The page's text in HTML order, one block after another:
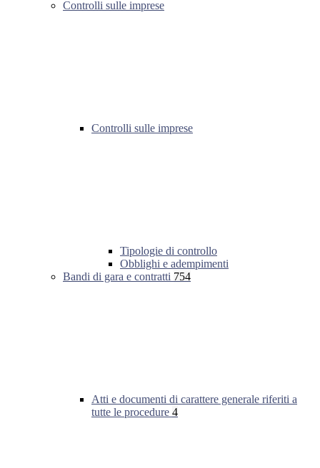
Controlli sulle imprese
Controlli sulle imprese
Tipologie di controllo
Obblighi e adempimenti
Bandi di gara e contratti 754
Atti e documenti di carattere generale riferiti a
tutte le procedure 4